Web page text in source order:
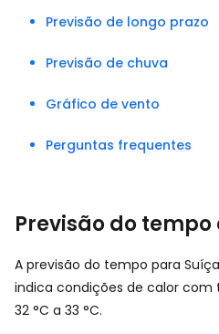
Previsão de longo prazo
Previsão de chuva
Gráfico de vento
Perguntas frequentes
Previsão do tempo
A previsão do tempo para
indica condições de calor
32 °C a 33 °C.